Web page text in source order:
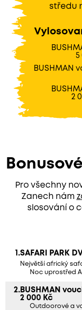
středu
5
BUSHMAN
2
Pro všechny
Zanech nám
slosování o
1.SAFARI PARK
Největší africký
Noc uprostřed
2. BUSHMAN
2 000 Kč
Outdoorové a